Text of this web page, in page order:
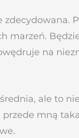
marzeń.
na
ale to
przede mną